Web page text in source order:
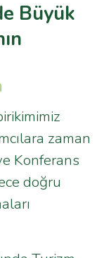
Büyük
zaman
Konferans
doğru